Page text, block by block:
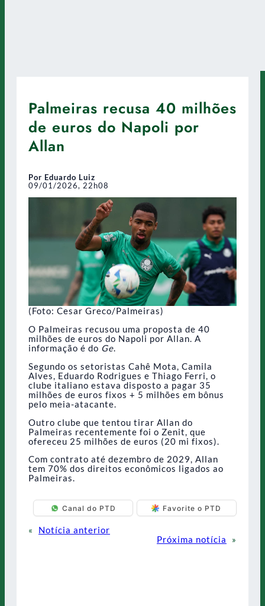
Palmeiras recusa 40 milhões
de euros do Napoli por
Allan
Por Eduardo Luiz
09/01/2026, 22h08
(Foto: Cesar Greco/Palmeiras)
O Palmeiras recusou uma proposta de 40
milhões de euros do Napoli por Allan. A
informação é do Ge.
Segundo os setoristas Cahê Mota, Camila
Alves, Eduardo Rodrigues e Thiago Ferri, o
clube italiano estava disposto a pagar 35
milhões de euros fixos + 5 milhões em bônus
pelo meia-atacante.
Outro clube que tentou tirar Allan do
Palmeiras recentemente foi o Zenit, que
ofereceu 25 milhões de euros (20 mi fixos).
Com contrato até dezembro de 2029, Allan
tem 70% dos direitos econômicos ligados ao
Palmeiras.
Canal do PTD Favorite o PTD
«
Notícia anterior
Próxima notícia
»